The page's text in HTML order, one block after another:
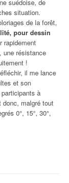
suédoise, de
situation.
de la forêt,
pour dessin
rapidement
une résistance
!
il me lance
et son
à
donc, malgré tout
0°, 15°, 30°,